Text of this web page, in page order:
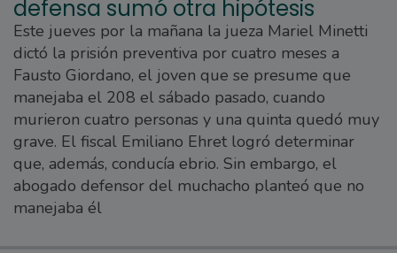
defensa sumó otra hipótesis
Este jueves por la mañana la jueza Mariel Minetti
dictó la prisión preventiva por cuatro meses a
Fausto Giordano, el joven que se presume que
manejaba el 208 el sábado pasado, cuando
murieron cuatro personas y una quinta quedó muy
grave. El fiscal Emiliano Ehret logró determinar
que, además, conducía ebrio. Sin embargo, el
abogado defensor del muchacho planteó que no
manejaba él